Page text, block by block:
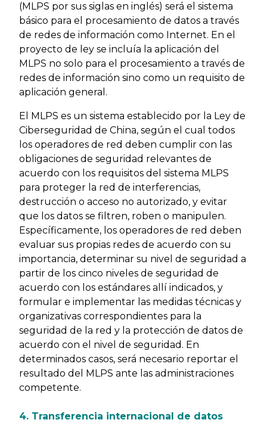
(MLPS por sus siglas en inglés) será el sistema
básico para el procesamiento de datos a través
de redes de información como Internet. En el
proyecto de ley se incluía la aplicación del
MLPS no solo para el procesamiento a través de
redes de información sino como un requisito de
aplicación general.
El MLPS es un sistema establecido por la Ley de
Ciberseguridad de China, según el cual todos
los operadores de red deben cumplir con las
obligaciones de seguridad relevantes de
acuerdo con los requisitos del sistema MLPS
para proteger la red de interferencias,
destrucción o acceso no autorizado, y evitar
que los datos se filtren, roben o manipulen.
Específicamente, los operadores de red deben
evaluar sus propias redes de acuerdo con su
importancia, determinar su nivel de seguridad a
partir de los cinco niveles de seguridad de
acuerdo con los estándares allí indicados, y
formular e implementar las medidas técnicas y
organizativas correspondientes para la
seguridad de la red y la protección de datos de
acuerdo con el nivel de seguridad. En
determinados casos, será necesario reportar el
resultado del MLPS ante las administraciones
competente.
4. Transferencia internacional de datos